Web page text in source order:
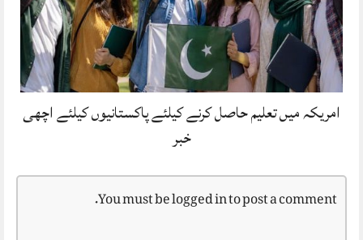
امریکہ میں تعلیم حاصل کرنے کیلئے پاکستانیوں کیلئے اچھی
خبر
You must belogged into post a comment.